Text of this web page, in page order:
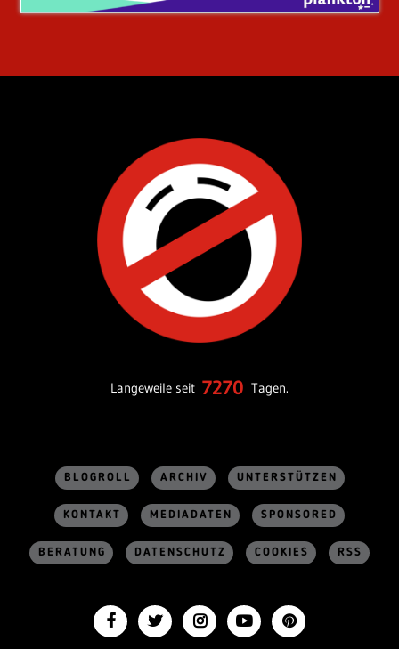
Langeweile seit 7270 Tagen.
BLOGROLL ARCHIV UNTERSTÜTZEN
KONTAKT MEDIADATEN SPONSORED
BERATUNG DATENSCHUTZ COOKIES RSS